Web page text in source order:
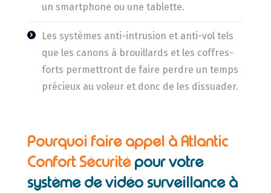
un smartphone ou une tablette.
Les systèmes anti-intrusion et anti-vol tels
que les canons à brouillards et les coffres-
forts permettront de faire perdre un temps
précieux au voleur et donc de les dissuader.
Pourquoi faire appel à Atlantic
Confort Sécurité pour votre
système de vidéo surveillance à